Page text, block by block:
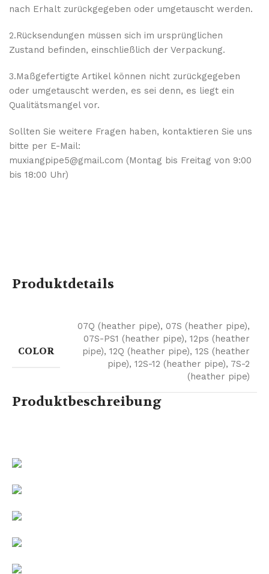
nach Erhalt zurückgegeben oder umgetauscht werden.
2.Rücksendungen müssen sich im ursprünglichen
Zustand befinden, einschließlich der Verpackung.
3.Maßgefertigte Artikel können nicht zurückgegeben
oder umgetauscht werden, es sei denn, es liegt ein
Qualitätsmangel vor.
Sollten Sie weitere Fragen haben, kontaktieren Sie uns
bitte per E-Mail:
muxiangpipe5@gmail.com (Montag bis Freitag von 9:00
bis 18:00 Uhr)
Produktdetails
COLOR
07Q (heather pipe), 07S (heather pipe),
07S-PS1 (heather pipe), 12ps (heather
pipe), 12Q (heather pipe), 12S (heather
pipe), 12S-12 (heather pipe), 7S-2
(heather pipe)
Produktbeschreibung